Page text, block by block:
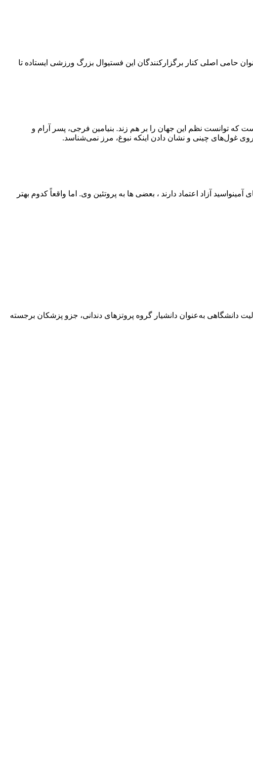
دور یک جزیره ۴۲ کیلومتری می‌چرخد. امسال بلو به‌عنوان حامی اصلی کنار برگزارکنندگان این فستیوال بزرگ ورزشی ایستاده تا
که توانست نظم این جهان را بر هم زند. بنیامین فرجی، پسر آرام و
غول‌های چینی و نشان دادن اینکه نبوغ، مرز نمی‌شناسد.
آزاد اعتماد دارند ، بعضی‌ ها به پروتئین وی. اما واقعاً کدوم بهتر
دانشگاهی به‌عنوان دانشیار گروه پروتزهای دندانی، جزو پزشکان برجسته